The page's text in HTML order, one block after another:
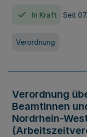
In Kraft Seit
Verordnung
Verordnung
Beamtinnen
Nordrhein-